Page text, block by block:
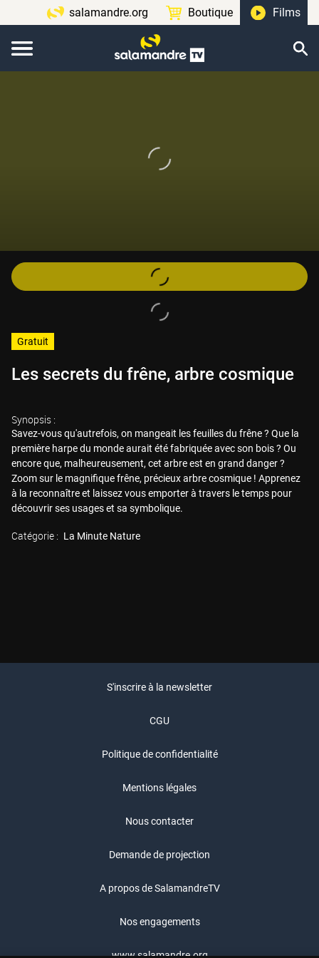
salamandre.org Boutique Films
Gratuit
Les secrets du frêne, arbre cosmique
Synopsis :
Savez-vous qu'autrefois, on mangeait les feuilles du frêne ? Que la
première harpe du monde aurait été fabriquée avec son bois ? Ou
encore que, malheureusement, cet arbre est en grand danger ?
Zoom sur le magnifique frêne, précieux arbre cosmique ! Apprenez
à la reconnaître et laissez vous emporter à travers le temps pour
découvrir ses usages et sa symbolique.
Catégorie : La Minute Nature
S'inscrire à la newsletter
CGU
Politique de confidentialité
Mentions légales
Nous contacter
Demande de projection
A propos de SalamandreTV
Nos engagements
www.salamandre.org